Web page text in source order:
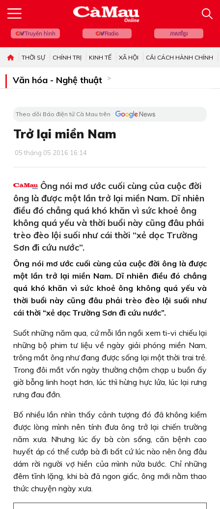
Truyền hình Radio ភាសាខ្មែរ
THỜI SỰ CHÍNH TRỊ KINH TẾ XÃ HỘI CẢI CÁCH HÀNH CHÍNH
Văn hóa - Nghệ thuật
Theo dõi Báo điện tử Cà Mau trên
Trở lại miền Nam
05 tháng 05 2016 16:14
Ông nói mơ ước cuối cùng của cuộc đời
ông là được một lần trở lại miền Nam. Dĩ nhiên
điều đó chẳng quá khó khăn vì sức khoẻ ông
không quá yếu và thời buổi này cũng đâu phải
trèo đèo lội suối như cái thời “xẻ dọc Trường
Sơn đi cứu nước”.
Ông nói mơ ước cuối cùng của cuộc đời ông là được
một lần trở lại miền Nam. Dĩ nhiên điều đó chẳng
quá khó khăn vì sức khoẻ ông không quá yếu và
thời buổi này cũng đâu phải trèo đèo lội suối như
cái thời “xẻ dọc Trường Sơn đi cứu nước”.
Suốt những năm qua, cứ mỗi lần ngồi xem ti-vi chiếu lại
những bộ phim tư liệu về ngày giải phóng miền Nam,
trông mắt ông như đang được sống lại một thời trai trẻ.
Trong đôi mắt vốn ngày thường chậm chạp u buồn ấy
giờ bỗng linh hoạt hơn, lúc thì hừng hực lửa, lúc lại rưng
rưng đau đớn.
Bố nhiều lần nhìn thấy cảnh tượng đó đã không kiềm
được lòng mình nên tính đưa ông trở lại chiến trường
năm xưa. Nhưng lúc ấy bà còn sống, căn bệnh cao
huyết áp có thể cướp bà đi bất cứ lúc nào nên ông đâu
dám rời người vợ hiền của mình nửa bước. Chỉ những
đêm tĩnh lặng, khi bà đã ngon giấc, ông mới nằm thao
thức chuyện ngày xưa.